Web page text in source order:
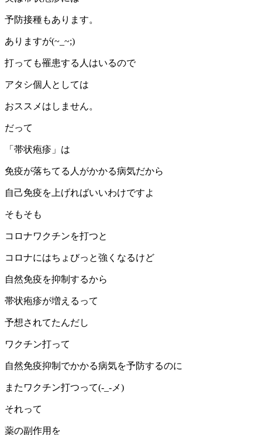
予防接種もあります。
ありますが(~_~;)
打っても罹患する人はいるので
アタシ個人としては
おススメはしません。
だって
「帯状疱疹」は
免疫が落ちてる人がかかる病気だから
自己免疫を上げればいいわけですよ
そもそも
コロナワクチンを打つと
コロナにはちょびっと強くなるけど
自然免疫を抑制するから
帯状疱疹が増えるって
予想されてたんだし
ワクチン打って
自然免疫抑制でかかる病気を予防するのに
またワクチン打つって(-_-メ)
それって
薬の副作用を